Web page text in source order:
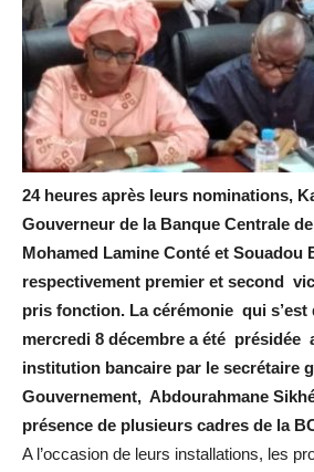
24 heures après leurs nominations,
Gouverneur de la Banque Centrale
Mohamed Lamine Conté et Souadou
respectivement premier et second
pris fonction. La cérémonie qui s’est
mercredi 8 décembre a été présidée
institution bancaire par le secrétaire
Gouvernement, Abdourahmane
présence de plusieurs cadres de la
A l’occasion de leurs installations, les